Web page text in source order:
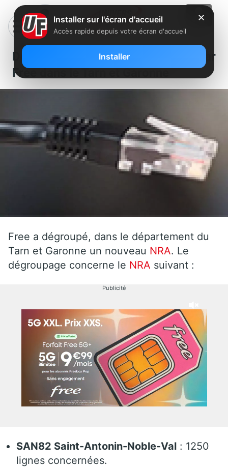
Dégroupage d’un nouveau NRA par
Free dans le Tarn et Garonne
Free a dégroupé, dans le département du
Tarn et Garonne un nouveau NRA. Le
dégroupage concerne le NRA suivant :
Publicité
SAN82 Saint-Antonin-Noble-Val : 1250
lignes concernées.
✕
Installer sur l'écran d'accueil
Accès rapide depuis votre écran d'accueil
Installer